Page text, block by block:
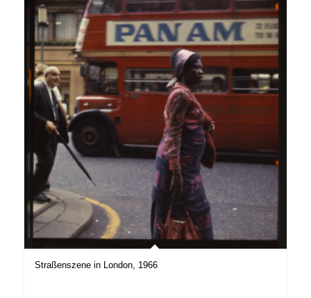
Straßenszene in London, 1966